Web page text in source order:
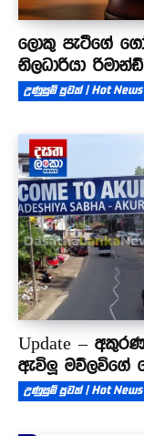
ලොකු පැටීගේ
නිලධාරියා රිමාන්ඩ්
උණුසුම් පුවත් | Hot News
Update –
ඇවිලූ මව්ලවිගේ
උණුසුම් පුවත් | Hot News